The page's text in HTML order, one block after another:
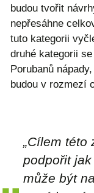
budou tvořit
nepřesáhne
tuto kategorii
druhé kategorii
Porubanů
budou v rozmezí
„Cílem této
podpořit
může být